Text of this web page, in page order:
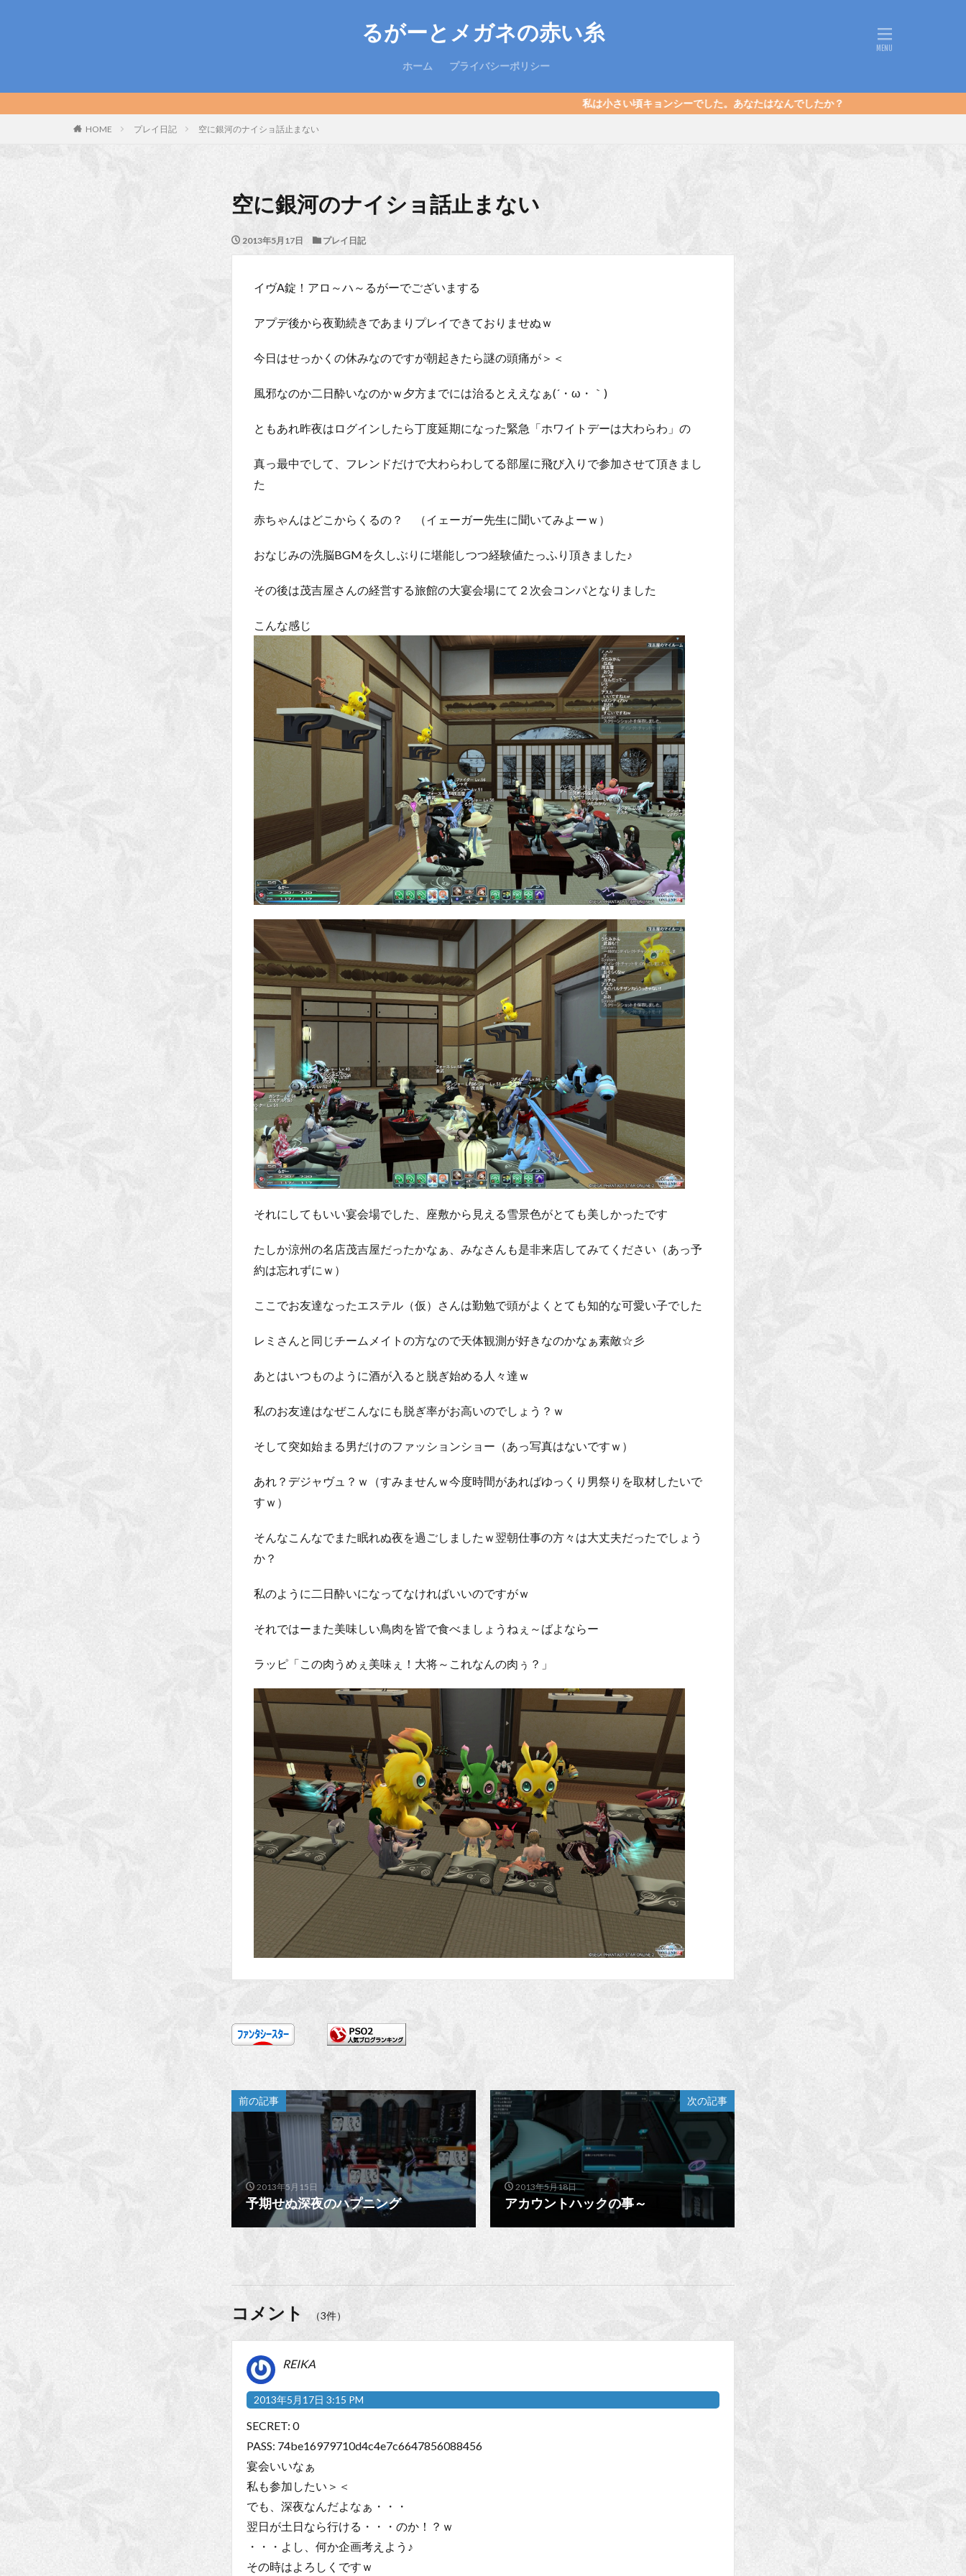
るがーとメガネの赤い糸
ホーム プライバシーポリシー
私は小さい頃キョンシーでした。あなたはなんでしたか？
HOME プレイ日記 空に銀河のナイショ話止まない
空に銀河のナイショ話止まない
2013年5月17日 プレイ日記
イヴA錠！アロ～ハ～るがーでございまする
アプデ後から夜勤続きであまりプレイできておりませぬｗ
今日はせっかくの休みなのですが朝起きたら謎の頭痛が＞＜
風邪なのか二日酔いなのかｗ夕方までには治るとええなぁ(´・ω・｀)
ともあれ昨夜はログインしたら丁度延期になった緊急「ホワイトデーは大わらわ」の
真っ最中でして、フレンドだけで大わらわしてる部屋に飛び入りで参加させて頂きまし
た
赤ちゃんはどこからくるの？ （イェーガー先生に聞いてみよーｗ）
おなじみの洗脳BGMを久しぶりに堪能しつつ経験値たっふり頂きました♪
その後は茂吉屋さんの経営する旅館の大宴会場にて２次会コンパとなりました
こんな感じ
それにしてもいい宴会場でした、座敷から見える雪景色がとても美しかったです
たしか涼州の名店茂吉屋だったかなぁ、みなさんも是非来店してみてください（あっ予
約は忘れずにｗ）
ここでお友達なったエステル（仮）さんは勤勉で頭がよくとても知的な可愛い子でした
レミさんと同じチームメイトの方なので天体観測が好きなのかなぁ素敵☆彡
あとはいつものように酒が入ると脱ぎ始める人々達ｗ
私のお友達はなぜこんなにも脱ぎ率がお高いのでしょう？ｗ
そして突如始まる男だけのファッションショー（あっ写真はないですｗ）
あれ？デジャヴュ？ｗ（すみませんｗ今度時間があればゆっくり男祭りを取材したいで
すｗ）
そんなこんなでまた眠れぬ夜を過ごしましたｗ翌朝仕事の方々は大丈夫だったでしょう
か？
私のように二日酔いになってなければいいのですがｗ
それではーまた美味しい鳥肉を皆で食べましょうねぇ～ばよならー
ラッピ「この肉うめぇ美味ぇ！大将～これなんの肉ぅ？」
前の記事
2013年5月15日
予期せぬ深夜のハプニング
次の記事
2013年5月18日
アカウントハックの事～
コメント （3件）
REIKA
2013年5月17日 3:15 PM
SECRET: 0
PASS: 74be16979710d4c4e7c6647856088456
宴会いいなぁ
私も参加したい＞＜
でも、深夜なんだよなぁ・・・
翌日が土日なら行ける・・・のか！？ｗ
・・・よし、何か企画考えよう♪
その時はよろしくですｗ